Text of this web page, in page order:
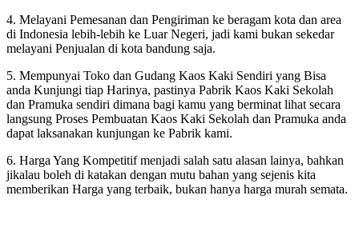
4. Melayani Pemesanan dan Pengiriman ke beragam kota dan area
di Indonesia lebih-lebih ke Luar Negeri, jadi kami bukan sekedar
melayani Penjualan di kota bandung saja.
5. Mempunyai Toko dan Gudang Kaos Kaki Sendiri yang Bisa
anda Kunjungi tiap Harinya, pastinya Pabrik Kaos Kaki Sekolah
dan Pramuka sendiri dimana bagi kamu yang berminat lihat secara
langsung Proses Pembuatan Kaos Kaki Sekolah dan Pramuka anda
dapat laksanakan kunjungan ke Pabrik kami.
6. Harga Yang Kompetitif menjadi salah satu alasan lainya, bahkan
jikalau boleh di katakan dengan mutu bahan yang sejenis kita
memberikan Harga yang terbaik, bukan hanya harga murah semata.